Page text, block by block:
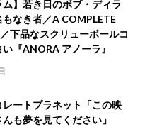
ム】若き日のボブ・ディラ
なき者／A COMPLETE
下品なスクリューボールコ
『ANORA アノーラ』
ートプラネット「この映
も夢を見てください」